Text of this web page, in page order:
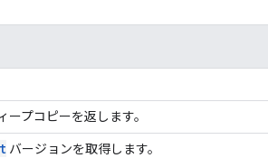
プコピーを返します。
バージョンを取得します。